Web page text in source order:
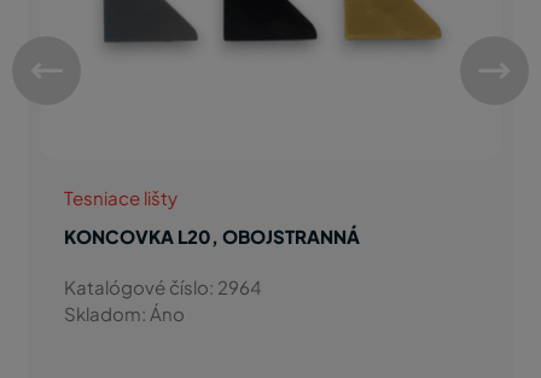
Tesniace lišty
KONCOVKA L20, OBOJSTRANNÁ
Katalógové číslo: 2964
Skladom: Áno